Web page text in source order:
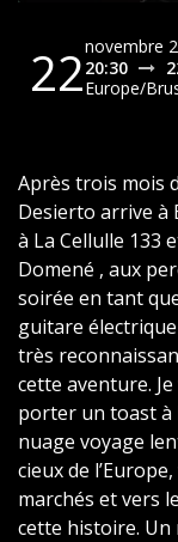
22novembre
20:30
Europe/
Après trois mois
Desierto arrive à
à La Cellulle 133
Domené , aux
soirée en tant
guitare
très
cette aventure.
porter un toast à
nuage voyage
cieux de
marchés et vers
cette histoire. Un